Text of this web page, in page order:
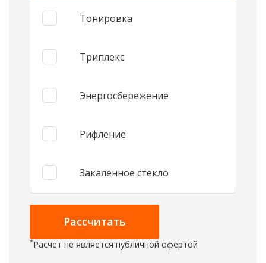
Тонировка
Триплекс
Энергосбережение
Рифление
Закаленное стекло
*Расчет не является публичной офертой